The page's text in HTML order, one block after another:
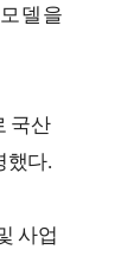
델을
국산
했다.
사업